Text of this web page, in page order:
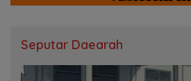
Seputar Daearah